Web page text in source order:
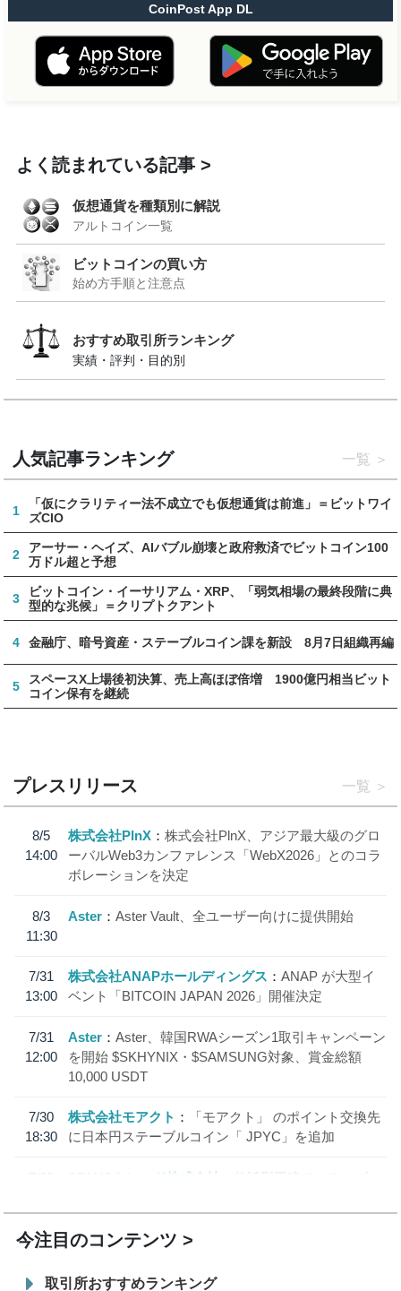
CoinPost App DL
よく読まれている記事
仮想通貨を種類別に解説
アルトコイン一覧
ビットコインの買い方
始め方手順と注意点
おすすめ取引所ランキング
実績・評判・目的別
人気記事ランキング 一覧
1
「仮にクラリティー法不成立でも仮想通貨は前進」＝ビットワイ
ズCIO
2
アーサー・ヘイズ、AIバブル崩壊と政府救済でビットコイン100
万ドル超と予想
3
ビットコイン・イーサリアム・XRP、「弱気相場の最終段階に典
型的な兆候」＝クリプトクアント
4 金融庁、暗号資産・ステーブルコイン課を新設 8月7日組織再編
5
スペースX上場後初決算、売上高ほぼ倍増 1900億円相当ビット
コイン保有を継続
プレスリリース 一覧
8/5
14:00
株式会社PlnX
株式会社PlnX、アジア最大級のグロ
ーバルWeb3カンファレンス「WebX2026」とのコラ
ボレーションを決定
8/3
11:30
Aster Aster Vault、全ユーザー向けに提供開始
7/31
13:00
株式会社ANAPホールディングス
ANAP が大型イ
ベント「BITCOIN JAPAN 2026」開催決定
7/31
12:00
Aster
Aster、韓国RWAシーズン1取引キャンペーン
を開始 $SKHYNIX・$SAMSUNG対象、賞金総額
10,000 USDT
7/30
18:30
株式会社モアクト
「モアクト」 のポイント交換先
に日本円ステーブルコイン「 JPYC」を追加
7/29
SBI VCトレード株式会社
信託型円建てステーブル
今注目のコンテンツ
取引所おすすめランキング